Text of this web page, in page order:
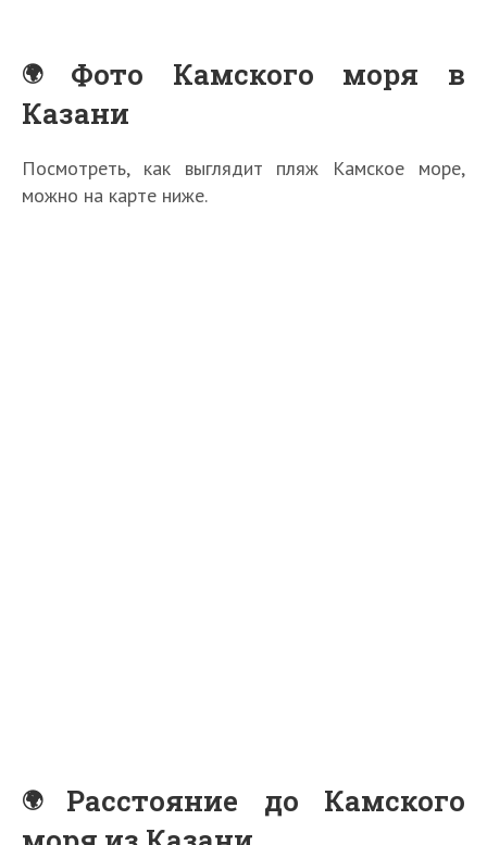
Фото Камского моря в
Казани
Посмотреть, как выглядит пляж Камское море,
можно на карте ниже.
Расстояние до Камского